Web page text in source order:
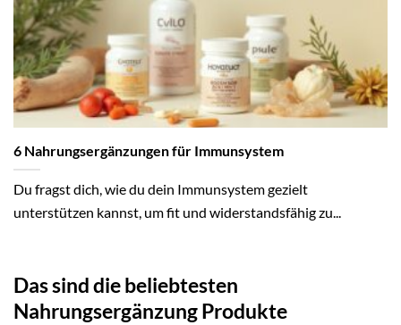
6 Nahrungsergänzungen für Immunsystem
Du fragst dich, wie du dein Immunsystem gezielt
unterstützen kannst, um fit und widerstandsfähig zu...
Das sind die beliebtesten
Nahrungsergänzung Produkte